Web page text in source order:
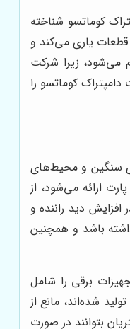
کوماتسو شناخته
یاری می‌کند و
می‌شود، زیرا شرکت
کوماتسو را
سنگین و محیط‌های
ارائه می‌شود، از
دید راننده و
باشد و همچنین
برقی را شامل
شده‌اند، مانع از
بتوانند در صورت